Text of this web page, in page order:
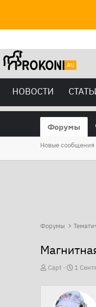
НОВОСТИ
Форумы
Новые сообщения
Форумы
А
Capt
Д
т
а
1